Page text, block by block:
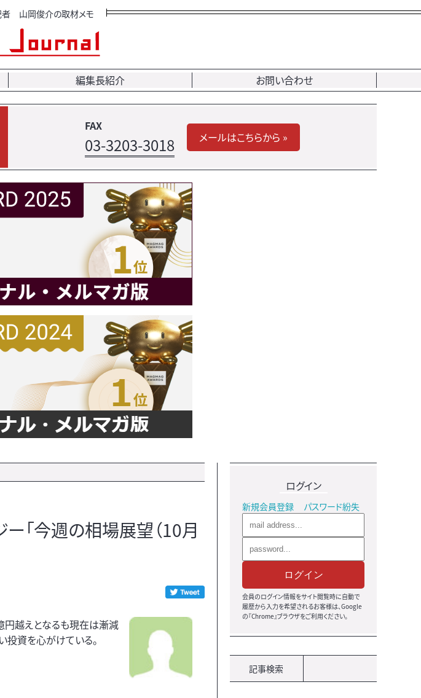
者 山岡俊介の取材メモ
編集長紹介 お問い合わせ
FAX
03-3203-3018 メールはこちらから »
「今週の相場展望（10月
円越えとなるも現在は漸減
投資を心がけている。
ログイン
新規会員登録 パスワード紛失
ログイン
会員のログイン情報をサイト閲覧時に自動で
履歴から入力を希望されるお客様は、Google
の『Chrome』ブラウザをご利用ください。
記事検索